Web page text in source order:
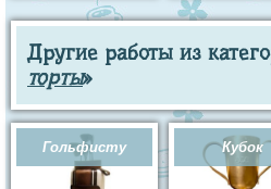
Другие работы из
торты»
Гольфисту Кубок